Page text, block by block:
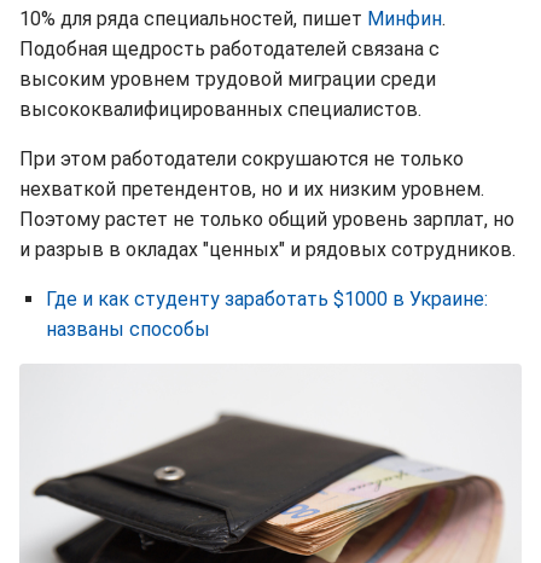
10% для ряда специальностей, пишет Минфин.
Подобная щедрость работодателей связана с
высоким уровнем трудовой миграции среди
высококвалифицированных специалистов.
При этом работодатели сокрушаются не только
нехваткой претендентов, но и их низким уровнем.
Поэтому растет не только общий уровень зарплат, но
и разрыв в окладах "ценных" и рядовых сотрудников.
Где и как студенту заработать $1000 в Украине:
названы способы